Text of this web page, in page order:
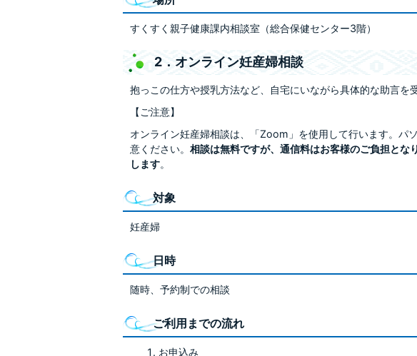
すくすく親子健康課内相談室（総合保健センター3階）
2．オンライン妊産婦相談
抱っこの仕方や授乳方法など、自宅にいながら具体的な助言を
【ご注意】
オンライン妊産婦相談は、「Zoom」を使用して行います。パ
意ください。 相談は無料ですが、通信料はお客様のご負担と
します。
対象
妊産婦
日時
随時、予約制での相談
ご利用までの流れ
お申込み